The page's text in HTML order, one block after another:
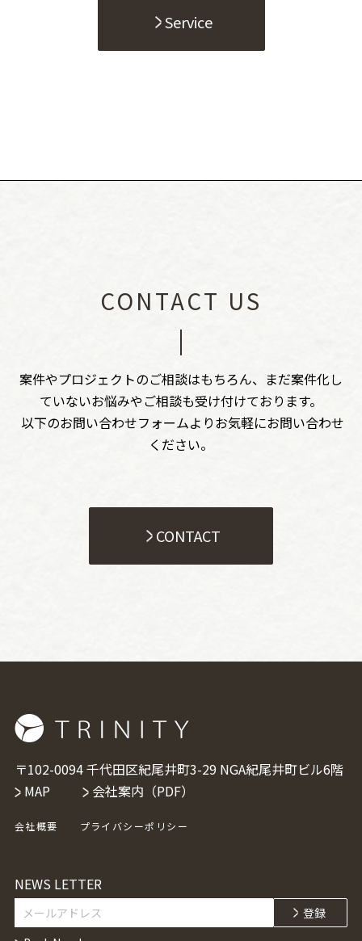
Service
CONTACT US
案件やプロジェクトのご相談はもちろん、まだ案件化し
ていないお悩みやご相談も受け付けております。
以下のお問い合わせフォームよりお気軽にお問い合わせ
ください。
CONTACT
〒102-0094 千代田区紀尾井町3-29 NGA紀尾井町ビル6階
MAP
会社案内（PDF）
会社概要 プライバシーポリシー
NEWS LETTER